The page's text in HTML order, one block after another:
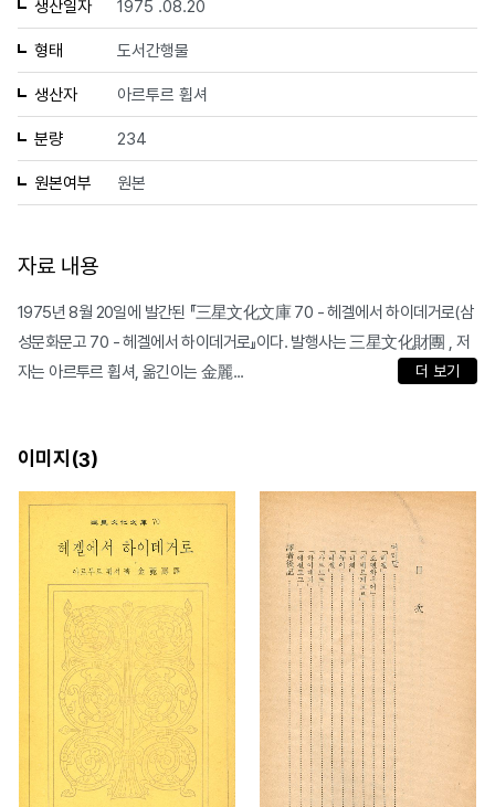
생산일자 1975 .08.20
형태 도서간행물
생산자 아르투르 휩셔
분량 234
원본여부 원본
자료 내용
1975년 8월 20일에 발간된 『三星文化文庫 70 - 헤겔에서 하이데거로(삼
성문화문고 70 - 헤겔에서 하이데거로』이다. 발행사는 三星文化財團 , 저
자는 아르투르 휩셔, 옮긴이는 金麗...
더 보기
이미지(3)